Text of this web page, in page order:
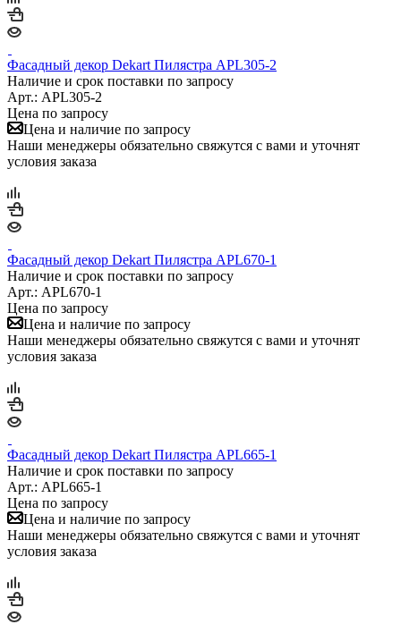
Фасадный декор Dekart Пилястра APL305-2
Наличие и срок поставки по запросу
Арт.: APL305-2
Цена по запросу
Цена и наличие по запросу
Наши менеджеры обязательно свяжутся с вами и уточнят
условия заказа
Фасадный декор Dekart Пилястра APL670-1
Наличие и срок поставки по запросу
Арт.: APL670-1
Цена по запросу
Цена и наличие по запросу
Наши менеджеры обязательно свяжутся с вами и уточнят
условия заказа
Фасадный декор Dekart Пилястра APL665-1
Наличие и срок поставки по запросу
Арт.: APL665-1
Цена по запросу
Цена и наличие по запросу
Наши менеджеры обязательно свяжутся с вами и уточнят
условия заказа